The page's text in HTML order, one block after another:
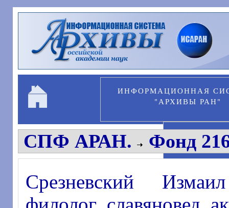
Перейти к основному содержанию
ИНФОРМАЦИОННАЯ
"АРХИВЫ РАН"
СПФ АРАН. Фонд
Срезневский